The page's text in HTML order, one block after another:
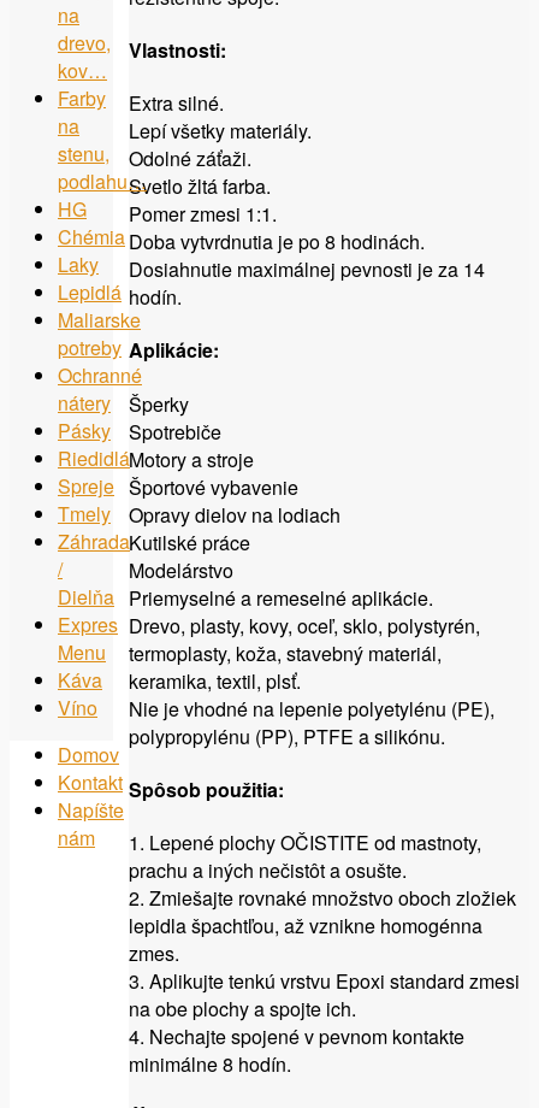
Vlastnosti:
Extra silné.
Lepí všetky materiály.
Odolné záťaži.
Svetlo žltá farba.
Pomer zmesi 1:1.
Doba vytvrdnutia je po 8 hodinách.
Dosiahnutie maximálnej pevnosti je za 14
hodín.
Aplikácie:
Šperky
Spotrebiče
Motory a stroje
Športové vybavenie
Opravy dielov na lodiach
Kutilské práce
Modelárstvo
Priemyselné a remeselné aplikácie.
Drevo, plasty, kovy, oceľ, sklo, polystyrén,
termoplasty, koža, stavebný materiál,
keramika, textil, plsť.
Nie je vhodné na lepenie polyetylénu (PE),
polypropylénu (PP), PTFE a silikónu.
Spôsob použitia:
1. Lepené plochy OČISTITE od mastnoty,
prachu a iných nečistôt a osušte.
2. Zmiešajte rovnaké množstvo oboch zložiek
lepidla špachtľou, až vznikne homogénna
zmes.
3. Aplikujte tenkú vrstvu Epoxi standard zmesi
na obe plochy a spojte ich.
4. Nechajte spojené v pevnom kontakte
minimálne 8 hodín.
na
drevo,
kov…
Farby
na
stenu,
podlahu…
HG
Chémia
Laky
Lepidlá
Maliarske
potreby
Ochranné
nátery
Pásky
Riedidlá
Spreje
Tmely
Záhrada
/
Dielňa
Expres
Menu
Káva
Víno
Domov
Kontakt
Napíšte
nám